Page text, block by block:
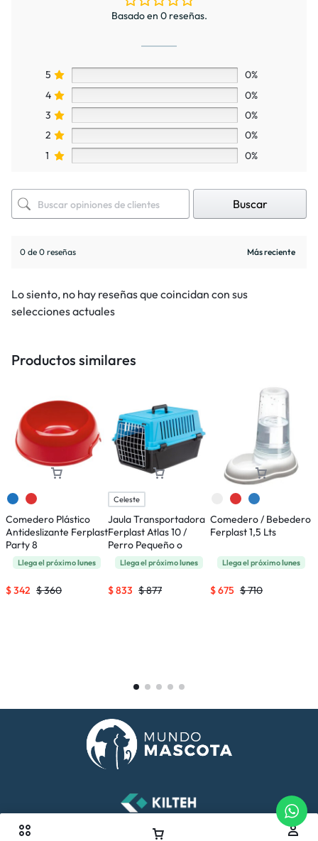
Basado en 0 reseñas.
5
0%
4
0%
3
0%
2
0%
1
0%
Buscar
0 de 0 reseñas
Lo siento, no hay reseñas que coincidan con sus
selecciones actuales
Productos similares
Comedero Plástico
Antideslizante Ferplast
Party 8
Llega el próximolunes
$360
$342
Celeste
Jaula Transportadora
Ferplast Atlas 10 /
Perro Pequeño o
Gatos
Llega el próximolunes
$877
$833
Comedero / Bebedero
Ferplast 1,5 Lts
Llega el próximolunes
$710
$675